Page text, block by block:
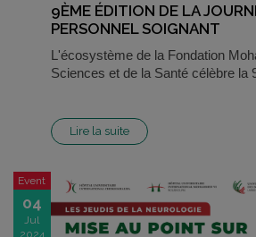
9ÈME ÉDITION DE LA
PERSONNEL SOIGNANT
L'écosystème de la Fondation
Sciences et de la Santé célèbre la
Lire la suite
Event
04
Jul
2024